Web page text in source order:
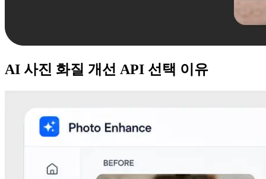
AI 사진 화질 개선 API 선택 이유